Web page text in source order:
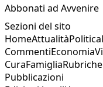
Abbonati ad Avvenire
Sezioni del sito
HomeAttualitàPolitica
CommentiEconomia
CuraFamigliaRubriche
Pubblicazioni